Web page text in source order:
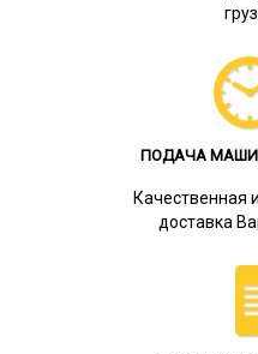
ПОДАЧА
Качественная
доставка